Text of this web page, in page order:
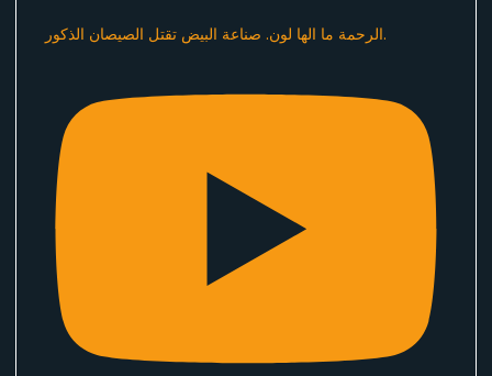
الرحمة ما الها لون. صناعة البيض تقتل الصيصان الذكور.